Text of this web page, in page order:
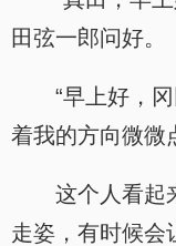
田弦一郎问好。
“早上好，
着我的方向微微
这个人看起
走姿，有时候会